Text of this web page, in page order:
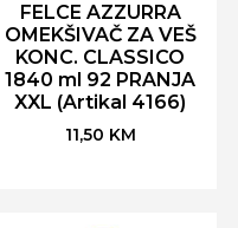
FELCE AZZURRA
OMEKŠIVAČ ZA VEŠ
KONC. CLASSICO
1840 ml 92 PRANJA
XXL (Artikal 4166)
11,50 KM